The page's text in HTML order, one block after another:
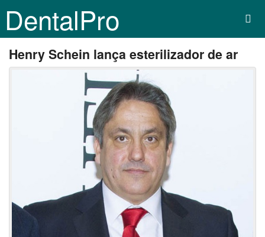
DentalPro
Henry Schein lança esterilizador de ar